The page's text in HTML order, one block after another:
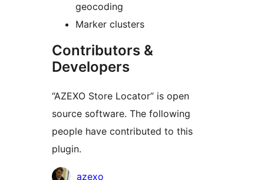
geocoding
Marker clusters
Contributors &
Developers
“AZEXO Store Locator” is open
source software. The following
people have contributed to this
plugin.
Contributors
azexo